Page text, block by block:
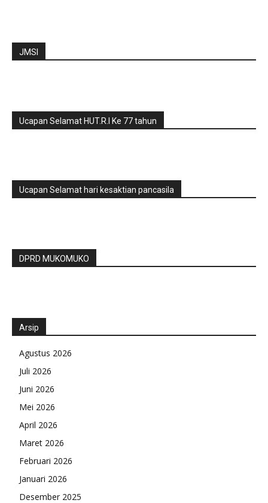
JMSI
Ucapan Selamat HUT.R.I Ke 77 tahun
Ucapan Selamat hari kesaktian pancasila
DPRD MUKOMUKO
Arsip
Agustus 2026
Juli 2026
Juni 2026
Mei 2026
April 2026
Maret 2026
Februari 2026
Januari 2026
Desember 2025